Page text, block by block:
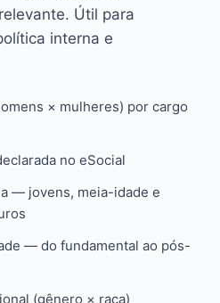
Útil para
interna e
× mulheres) por cargo
no eSocial
— jovens, meia-idade e
— do fundamental ao pós-
(gênero × raça)